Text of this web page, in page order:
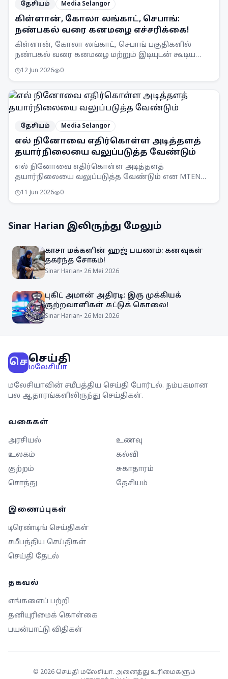
தேசியம் Media Selangor
கிள்ளான், கோலா லங்காட், செபாங்:
நண்பகல் வரை கனமழை எச்சரிக்கை!
கிள்ளான், கோலா லங்காட், செபாங் பகுதிகளில்
நண்பகல் வரை கனமழை மற்றும் இடியுடன் கூடிய
எச்சரிக்கை விடுத்துள்ளது.
12 Jun 2026 0
தேசியம் Media Selangor
எல் நினோவை எதிர்கொள்ள அடித்தளத்
தயார்நிலையை வலுப்படுத்த வேண்டும்
எல் நினோவை எதிர்கொள்ள அடித்தளத்
தயார்நிலையை வலுப்படுத்த வேண்டும் என MTEN
விழிப்புணர்வு அதிகரிக்கப்படும்.
11 Jun 2026 0
Sinar Harian இலிருந்து மேலும்
காசா மக்களின் ஹஜ் பயணம்: கனவுகள்
தகர்ந்த சோகம்!
Sinar Harian• 26 Mei 2026
புகிட் அமான் அதிரடி: இரு முக்கியக்
குற்றவாளிகள் சுட்டுக் கொலை!
Sinar Harian• 26 Mei 2026
செசெய்தி
மலேசியா
மலேசியாவின் சமீபத்திய செய்தி போர்டல். நம்பகமான
பல ஆதாரங்களிலிருந்து செய்திகள்.
வகைகள்
அரசியல்
உணவு
உலகம்
கல்வி
குற்றம்
சுகாதாரம்
சொத்து
தேசியம்
இணைப்புகள்
டிரெண்டிங் செய்திகள்
சமீபத்திய செய்திகள்
செய்தி தேடல்
தகவல்
எங்களைப் பற்றி
தனியுரிமைக் கொள்கை
பயன்பாட்டு விதிகள்
© 2026செய்தி மலேசியா. அனைத்து உரிமைகளும்